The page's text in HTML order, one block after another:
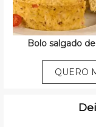
Bolo salgado
QUERO